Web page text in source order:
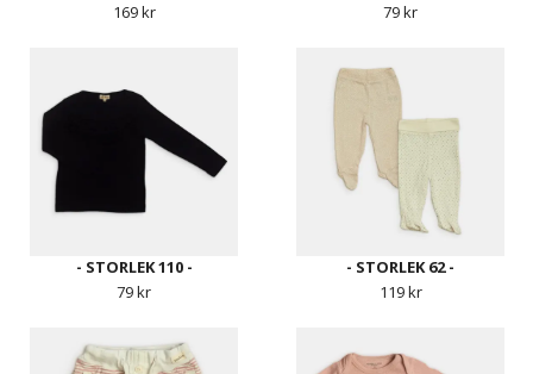
169 kr
79 kr
- STORLEK 110 -
79 kr
- STORLEK 62 -
119 kr